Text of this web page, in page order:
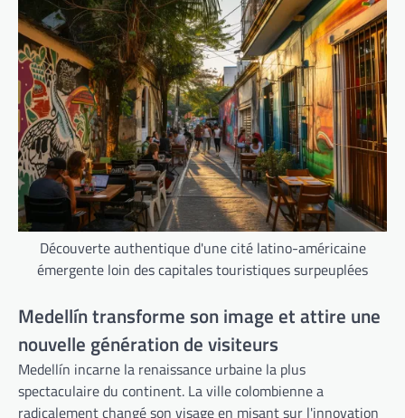
Découverte authentique d'une cité latino-américaine
émergente loin des capitales touristiques surpeuplées
Medellín transforme son image et attire une
nouvelle génération de visiteurs
Medellín incarne la renaissance urbaine la plus
spectaculaire du continent. La ville colombienne a
radicalement changé son visage en misant sur l'innovation